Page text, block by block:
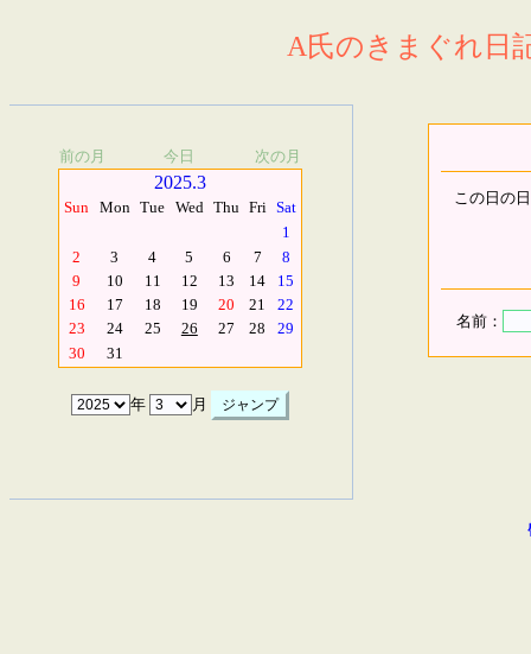
A氏のきまぐれ日
前の月 今日 次の月
2025.3
Sun Mon Tue Wed Thu Fri Sat
1
2
3 4 5 6 7
8
9
10 11 12 13 14
15
16
17 18 19 20 21
22
23
24 25 26 27 28
29
30
31
年 月
この日の
名前：